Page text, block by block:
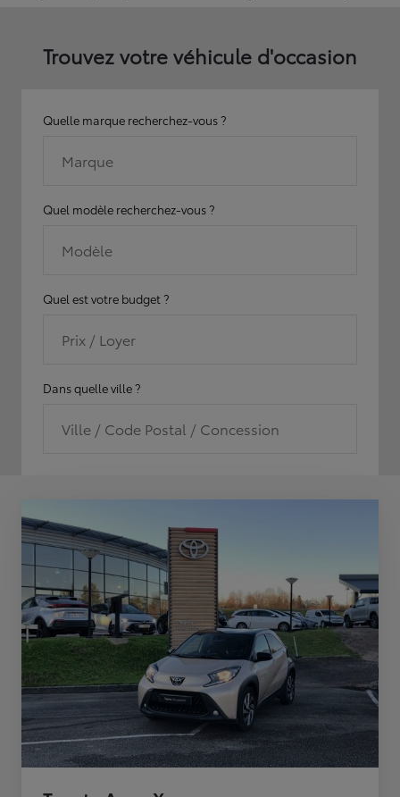
Trouvez votre véhicule d'occasion
Quelle marque recherchez-vous ?
Marque
Quel modèle recherchez-vous ?
Modèle
Quel est votre budget ?
Prix / Loyer
Dans quelle ville ?
Ville / Code Postal / Concession